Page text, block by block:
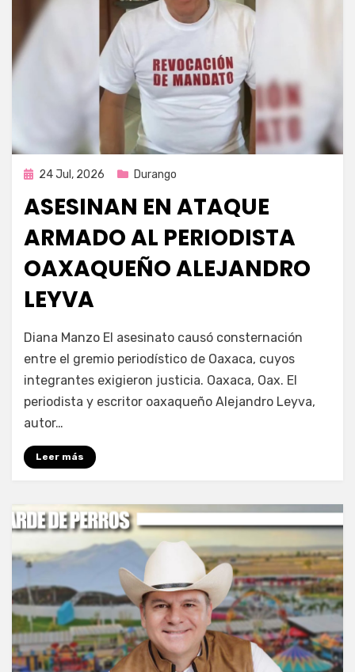
Publicada
24 Jul, 2026 Durango
ASESINAN EN ATAQUE
ARMADO AL PERIODISTA
OAXAQUEÑO ALEJANDRO
LEYVA
Fernando Miranda Servín
Diana Manzo El asesinato causó consternación
entre el gremio periodístico de Oaxaca, cuyos
integrantes exigieron justicia. Oaxaca, Oax. El
periodista y escritor oaxaqueño Alejandro Leyva,
autor…
Leer más